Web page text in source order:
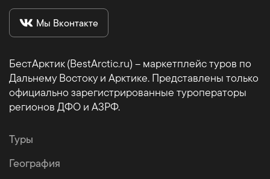
Мы Вконтакте
БестАрктик (BestArctic.ru) – маркетплейс туров по
Дальнему Востоку и Арктике. Представлены только
официально зарегистрированные туроператоры
регионов ДФО и АЗРФ.
Туры
География